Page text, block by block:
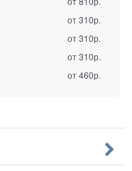
от 310р.
от 310р.
от 310р.
от 460р.